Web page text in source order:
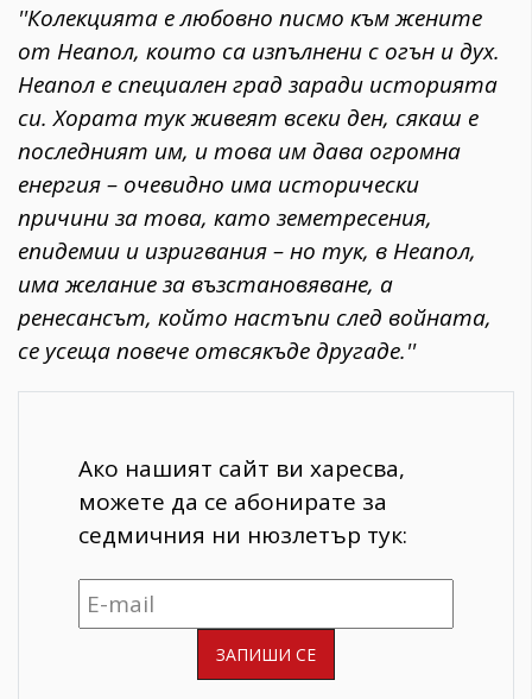
''Колекцията е любовно писмо към жените
от Неапол, които са изпълнени с огън и дух.
Неапол е специален град заради историята
си. Хората тук живеят всеки ден, сякаш е
последният им, и това им дава огромна
енергия – очевидно има исторически
причини за това, като земетресения,
епидемии и изригвания – но тук, в Неапол,
има желание за възстановяване, а
ренесансът, който настъпи след войната,
се усеща повече отвсякъде другаде.''
Ако нашият сайт ви харесва,
можете да се абонирате за
седмичния ни нюзлетър тук: